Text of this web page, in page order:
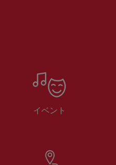
イベント